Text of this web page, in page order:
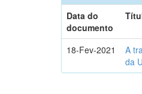
Data do
documento
18-Fev-2021
A
da